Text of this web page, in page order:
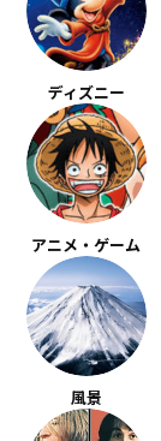
ディズニー
アニメ・ゲーム
風景